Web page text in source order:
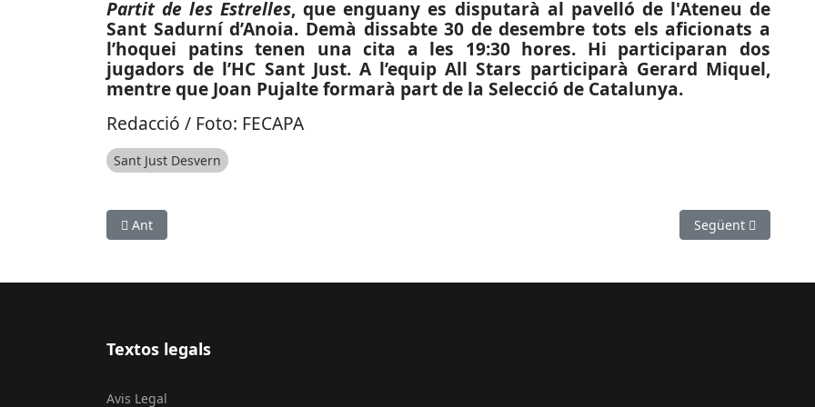
Partit de les Estrelles, que enguany es disputarà al pavelló de l'Ateneu de
Sant Sadurní d’Anoia. Demà dissabte 30 de desembre tots els aficionats a
l’hoquei patins tenen una cita a les 19:30 hores. Hi participaran dos
jugadors de l’HC Sant Just. A l’equip All Stars participarà Gerard Miquel,
mentre que Joan Pujalte formarà part de la Selecció de Catalunya.
Redacció / Foto: FECAPA
Sant Just Desvern
Article anterior: CULTURA: Acaba l’obra de reparació de les cobertes de la Cripta de la Colònia Güell
Ant Article següent:
Següent
Textos legals
Avis Legal